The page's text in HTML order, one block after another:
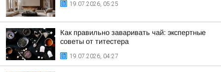
19.07.2026, 05:25
Как правильно заваривать чай: экспертные
советы от титестера
19.07.2026, 04:27